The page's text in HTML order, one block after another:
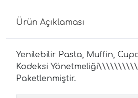
Ürün Açıklaması
Yenilebilir Pasta, Muffin,
Kodeksi
Paketlenmiştir.